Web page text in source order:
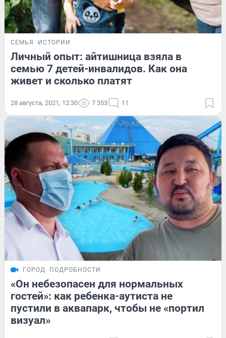
СЕМЬЯ ИСТОРИИ
Личный опыт: айтишница взяла в
семью 7 детей-инвалидов. Как она
живет и сколько платят
28 августа, 2021, 12:30 7 353 11
ГОРОД ПОДРОБНОСТИ
«Он небезопасен для нормальных
гостей»: как ребенка-аутиста не
пустили в аквапарк, чтобы не «портил
визуал»